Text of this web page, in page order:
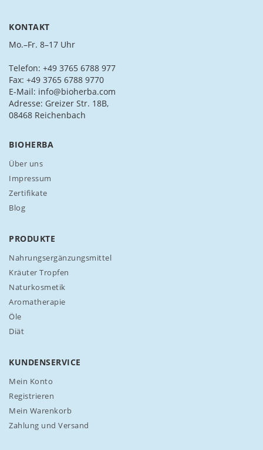
S
i
s
i
c
h
f
u
n
r
e
e
w
s
e
t
t
e
n
KONTAKT
Mo.–Fr. 8–17 Uhr
Telefon: +49 3765 6788 977
Fax: +49 3765 6788 9770
E-Mail: info@bioherba.com
Adresse: Greizer Str. 18B,
08468 Reichenbach
BIOHERBA
Über uns
Impressum
Zertifikate
Blog
PRODUKTE
Nahrungsergänzungsmittel
Kräuter Tropfen
Naturkosmetik
Aromatherapie
Öle
Diät
KUNDENSERVICE
Mein Konto
Registrieren
Mein Warenkorb
Zahlung und Versand